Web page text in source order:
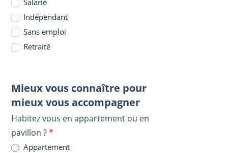
Salarié
Indépendant
Sans emploi
Retraité
Mieux vous connaître pour
mieux vous accompagner
Habitez vous en appartement ou en
pavillon ?*
Appartement